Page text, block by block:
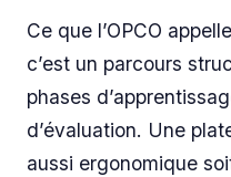
Ce que l’OPCO
c’est un parcours
phases
d’évaluation. Une
aussi ergonomique